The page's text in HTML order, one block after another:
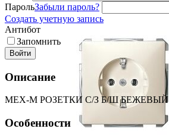
ПарольЗабыли пароль?
Создать учетную запись
Антибот
Запомнить
Войти
Описание
МЕХ-М РОЗЕТКИ С/З Б/Ш БЕЖЕВЫЙ
Особенности